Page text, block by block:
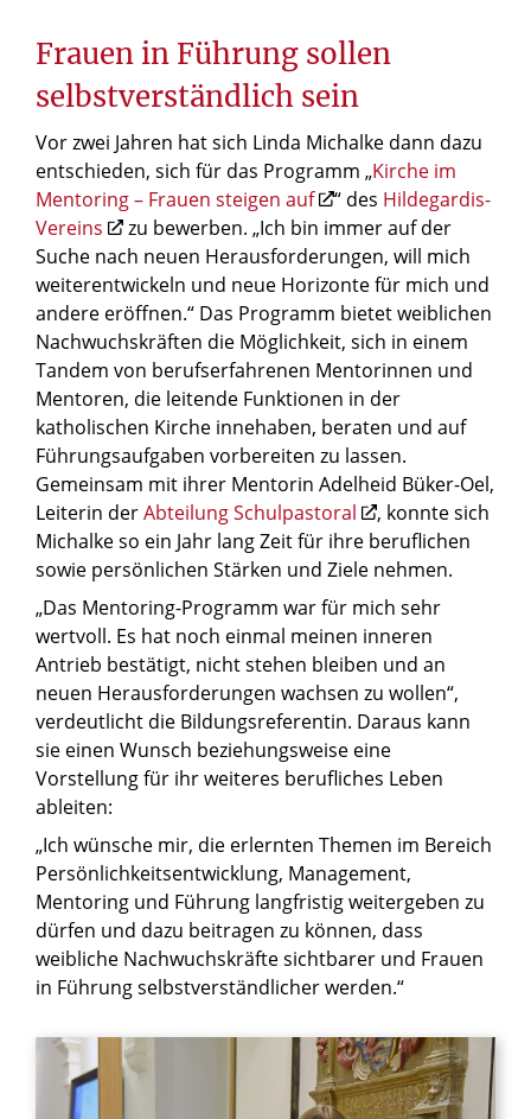
Frauen in Führung sollen
selbstverständlich sein
Vor zwei Jahren hat sich Linda Michalke dann dazu
entschieden, sich für das Programm „Kirche im
Mentoring – Frauen steigen auf
“ des Hildegardis-
Vereins
zu bewerben. „Ich bin immer auf der
Suche nach neuen Herausforderungen, will mich
weiterentwickeln und neue Horizonte für mich und
andere eröffnen.“ Das Programm bietet weiblichen
Nachwuchskräften die Möglichkeit, sich in einem
Tandem von berufserfahrenen Mentorinnen und
Mentoren, die leitende Funktionen in der
katholischen Kirche innehaben, beraten und auf
Führungsaufgaben vorbereiten zu lassen.
Gemeinsam mit ihrer Mentorin Adelheid Büker-Oel,
Leiterin derAbteilung Schulpastoral
, konnte sich
Michalke so ein Jahr lang Zeit für ihre beruflichen
sowie persönlichen Stärken und Ziele nehmen.
„Das Mentoring-Programm war für mich sehr
wertvoll. Es hat noch einmal meinen inneren
Antrieb bestätigt, nicht stehen bleiben und an
neuen Herausforderungen wachsen zu wollen“,
verdeutlicht die Bildungsreferentin. Daraus kann
sie einen Wunsch beziehungsweise eine
Vorstellung für ihr weiteres berufliches Leben
ableiten:
„Ich wünsche mir, die erlernten Themen im Bereich
Persönlichkeitsentwicklung, Management,
Mentoring und Führung langfristig weitergeben zu
dürfen und dazu beitragen zu können, dass
weibliche Nachwuchskräfte sichtbarer und Frauen
in Führung selbstverständlicher werden.“